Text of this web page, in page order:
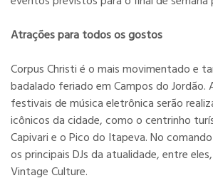
Atrações para todos os gostos
Corpus Christi é o mais movimentado e
badalado feriado em Campos do Jordão.
festivais de música eletrônica serão
icônicos da cidade, como o centrinho
Capivari e o Pico do Itapeva. No
os principais DJs da atualidade, entre
Vintage Culture.